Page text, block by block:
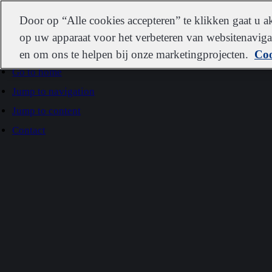
Go to home
Jump to navigation
Jump to content
Contact
IDEXXDoor op “Alle cookies accepteren” te klikken gaat u
op uw apparaat voor het verbeteren van
en om ons te helpen bij onze marketingprojecten.